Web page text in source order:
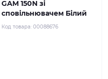
GАМ 150N зі
сповільнювачем Білий
Код товара: 00088676